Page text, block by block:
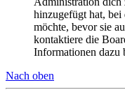
hinzugefügt hat, bei
möchte, bevor sie
kontaktiere die
Informationen dazu
Nach oben